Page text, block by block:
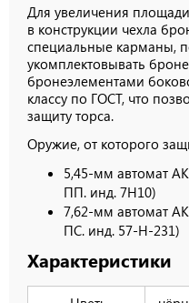
Для увеличения
в конструкции чехла
специальные карманы,
укомплектовывать
бронеэлементами
классу по ГОСТ, что
защиту торса.
Оружие, от которого
5,45-мм автомат
ПП. инд. 7Н10)
7,62-мм автомат
ПС. инд. 57-Н-231)
Характеристики